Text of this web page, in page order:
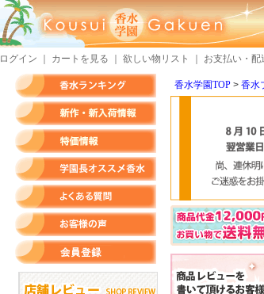
ログイン カートを見る 欲しい物リスト お支払い・配
香水学園TOP 香水